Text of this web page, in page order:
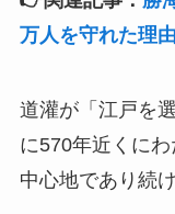
万人を守れた理由
道灌が「江戸を
に570年近くに
中心地であり続